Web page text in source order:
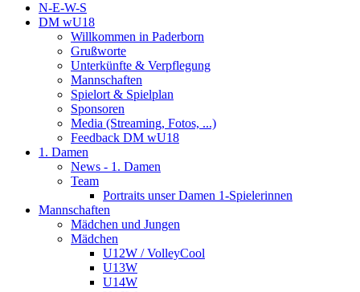
N-E-W-S
DM wU18
Willkommen in Paderborn
Grußworte
Unterkünfte & Verpflegung
Mannschaften
Spielort & Spielplan
Sponsoren
Media (Streaming, Fotos, ...)
Feedback DM wU18
1. Damen
News - 1. Damen
Team
Portraits unser Damen 1-Spielerinnen
Mannschaften
Mädchen und Jungen
Mädchen
U12W / VolleyCool
U13W
U14W